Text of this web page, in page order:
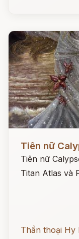
Tiên nữ
Tiên nữ
Titan Atlas và
Thần thoại Hy